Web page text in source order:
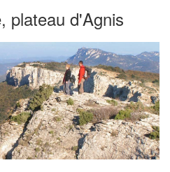
plateau d'Agnis